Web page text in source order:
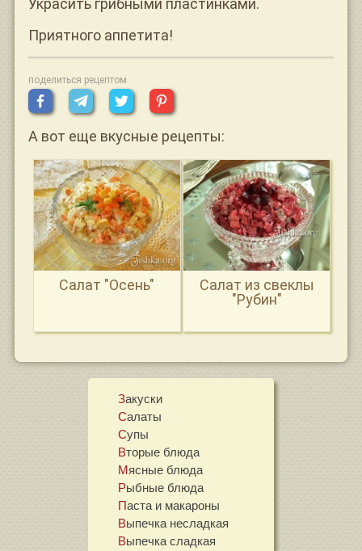
Приятного аппетита!
поделиться рецептом
А вот еще вкусные рецепты:
Салат "Осень"
Салат из свеклы
"Рубин"
Закуски
Салаты
Супы
Вторые блюда
Мясные блюда
Рыбные блюда
Паста и макароны
Выпечка несладкая
Выпечка сладкая